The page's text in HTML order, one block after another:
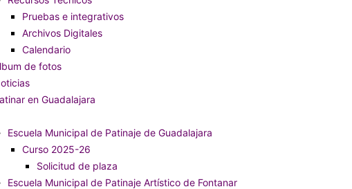
Pruebas e integrativos
Archivos Digitales
Calendario
de fotos
en Guadalajara
Escuela Municipal de Patinaje de Guadalajara
Curso 2025-26
Solicitud de plaza
Escuela Municipal de Patinaje Artístico de Fontanar